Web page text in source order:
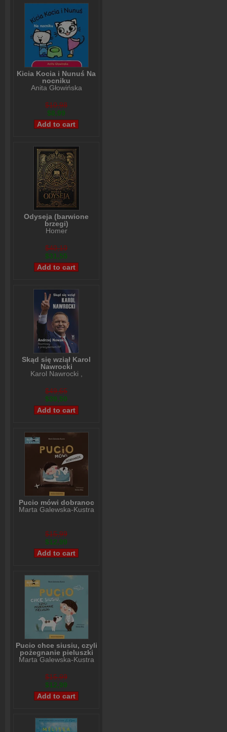
Kicia Kocia i Nunuś Na
nocniku
Anita Głowińska
$10,98
$8,99
Odyseja (barwione
brzegi)
Homer
$40,10
$31,55
Skąd się wziął Karol
Nawrocki
Karol Nawrocki
$49,65
$39,50
Pucio mówi dobranoc
Marta Galewska-Kustra
$15,99
$12,99
Pucio chce siusiu, czyli
pożegnanie pieluszki
Marta Galewska-Kustra
$15,99
$12,99